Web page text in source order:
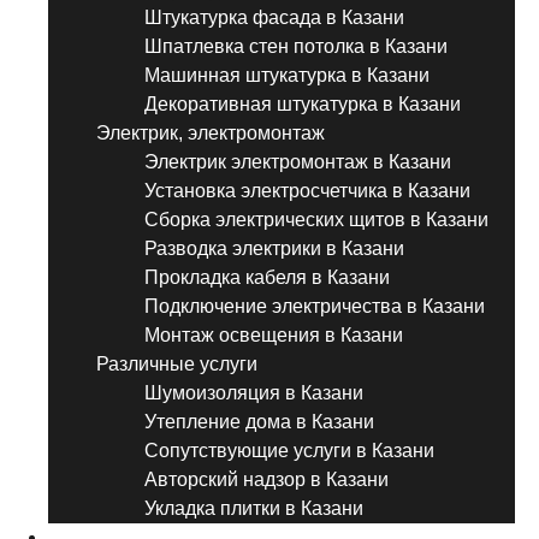
Штукатурка фасада в Казани
Шпатлевка стен потолка в Казани
Машинная штукатурка в Казани
Декоративная штукатурка в Казани
Электрик, электромонтаж
Электрик электромонтаж в Казани
Установка электросчетчика в Казани
Сборка электрических щитов в Казани
Разводка электрики в Казани
Прокладка кабеля в Казани
Подключение электричества в Казани
Монтаж освещения в Казани
Различные услуги
Шумоизоляция в Казани
Утепление дома в Казани
Сопутствующие услуги в Казани
Авторский надзор в Казани
Укладка плитки в Казани